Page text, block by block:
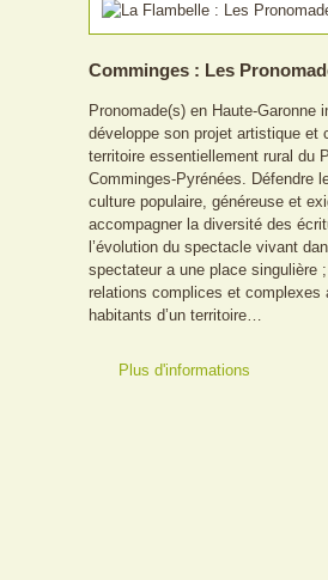
Comminges : Les
Pronomade(s) en Haute-Garonne
développe son projet artistique et
territoire essentiellement rural du
Comminges-Pyrénées. Défendre
culture populaire, généreuse et
accompagner la diversité des
l’évolution du spectacle vivant
spectateur a une place singulière
relations complices et complexes
habitants d’un territoire…
Plus d'informations